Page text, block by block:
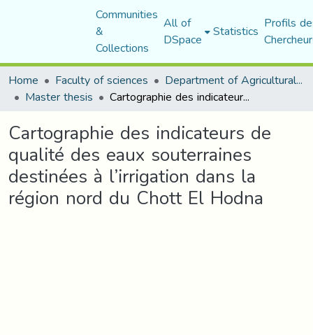
Communities
&
Collections
All of
DSpace Statistics Profils
Home
Faculty of sciences Department of Agricultural Sciences
Master thesis Cartographie des indicateurs de qualité des eaux souterraines destinées à l’irrigation dans la région nord du Chott El Hodna
Cartographie des indicateurs de
qualité des eaux souterraines
destinées à l’irrigation dans la
région nord du Chott El Hodna